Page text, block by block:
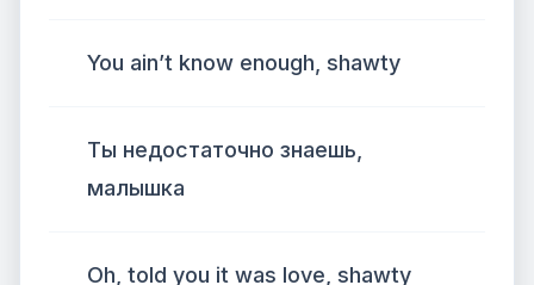
You ain’t know enough, shawty
Ты недостаточно знаешь,
малышка
Oh, told you it was love, shawty